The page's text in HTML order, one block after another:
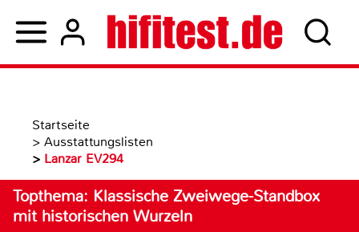
Startseite
> Ausstattungslisten
> Lanzar EV294
Topthema: Klassische Zweiwege-Standbox
mit historischen Wurzeln